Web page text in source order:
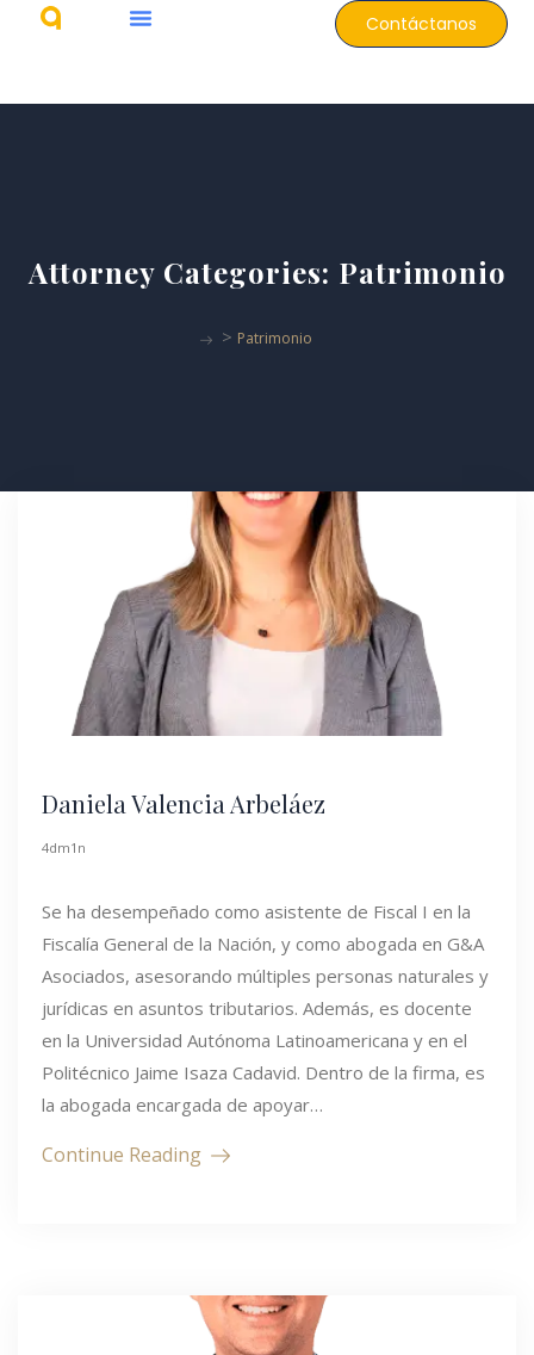
Contáctanos
Attorney Categories: Patrimonio
> Patrimonio
Daniela Valencia Arbeláez
4dm1n
Se ha desempeñado como asistente de Fiscal I en la
Fiscalía General de la Nación, y como abogada en G&A
Asociados, asesorando múltiples personas naturales y
jurídicas en asuntos tributarios. Además, es docente
en la Universidad Autónoma Latinoamericana y en el
Politécnico Jaime Isaza Cadavid. Dentro de la firma, es
la abogada encargada de apoyar…
Continue Reading